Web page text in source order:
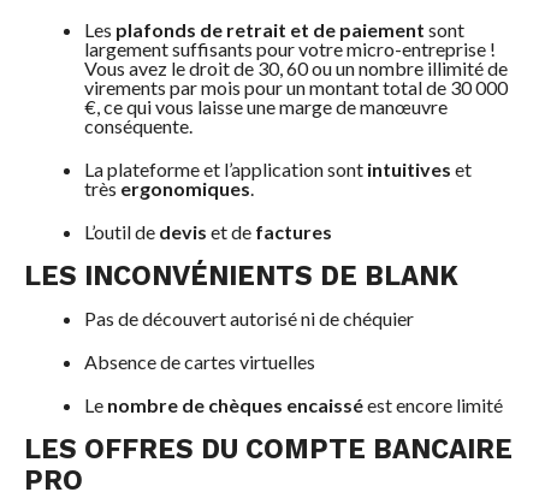
Les plafonds de retrait et de paiement sont
largement suffisants pour votre micro-entreprise !
Vous avez le droit de 30, 60 ou un nombre illimité de
virements par mois pour un montant total de 30 000
€, ce qui vous laisse une marge de manœuvre
conséquente.
La plateforme et l’application sont intuitives et
très ergonomiques.
L’outil dedevis et defactures
LES INCONVÉNIENTS DE BLANK
Pas de découvert autorisé ni de chéquier
Absence de cartes virtuelles
Le nombre de chèques encaisséest encore limité
LES OFFRES DU COMPTE BANCAIRE
PRO